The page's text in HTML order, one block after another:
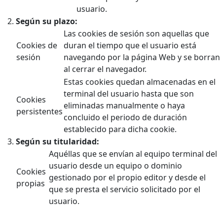
usuario.
Según su plazo:
Cookies de
sesión
Las cookies de sesión son aquellas que
duran el tiempo que el usuario está
navegando por la página Web y se borran
al cerrar el navegador.
Cookies
persistentes
Estas cookies quedan almacenadas en el
terminal del usuario hasta que son
eliminadas manualmente o haya
concluido el periodo de duración
establecido para dicha cookie.
Según su titularidad:
Cookies
propias
Aquéllas que se envían al equipo terminal del
usuario desde un equipo o dominio
gestionado por el propio editor y desde el
que se presta el servicio solicitado por el
usuario.